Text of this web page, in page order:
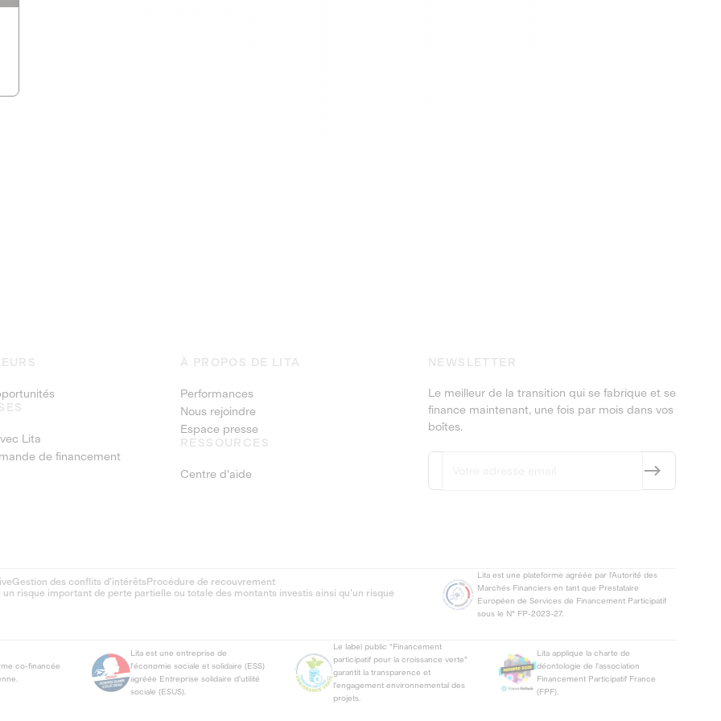
Lita
de financement
À PROPOS DE LITA
Performances
Nous rejoindre
Espace presse
RESSOURCES
Centre d'aide
NEWSLETTER
Le meilleur de la transition qui se fabrique et se
finance maintenant, une fois par mois dans vos
boîtes.
Gestion des conflits d’intérêtsProcédure de recouvrement
risque important de perte partielle ou totale des montants investis ainsi qu'un risque
Lita est une plateforme agréée par l'Autorité des
Marchés Financiers en tant que Prestataire
Européen de Services de Financement Participatif
sous le N° FP-2023-27.
co-financée
Lita est une entreprise de
l'économie sociale et solidaire (ESS)
agréée Entreprise solidaire d'utilité
sociale (ESUS).
Le label public "Financement
participatif pour la croissance verte"
garantit la transparence et
l'engagement environnemental des
projets.
Lita applique la charte de
déontologie de l'association
Financement Participatif France
(FPF).